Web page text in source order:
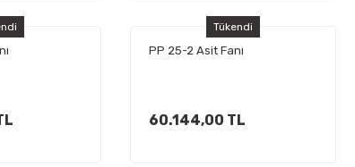
Tükendi
PP 25-2 Asit Fanı
60.144,00 TL